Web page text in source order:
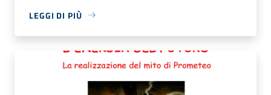
LEGGI DI PIÙ